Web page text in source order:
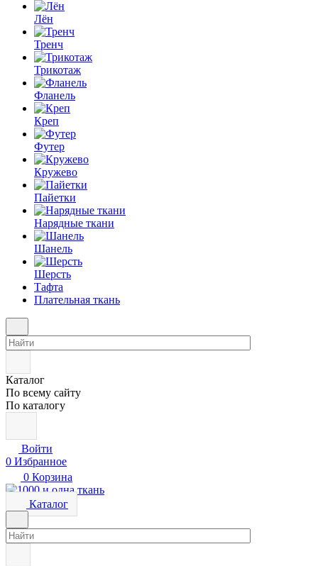
Лён
Тренч
Трикотаж
Фланель
Креп
Футер
Кружево
Пайетки
Нарядные ткани
Шанель
Шерсть
Тафта
Плательная ткань
Каталог
По всему сайту
По каталогу
Войти
0 Избранное
0 Корзина
Каталог